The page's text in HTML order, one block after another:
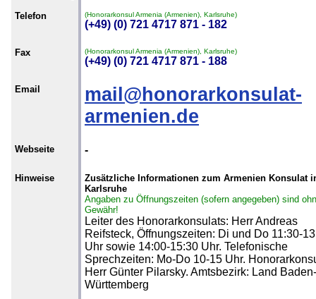
Telefon (Honorarkonsul Armenia (Armenien), Karlsruhe)
(+49) (0) 721 4717 871 - 182
Fax (Honorarkonsul Armenia (Armenien), Karlsruhe)
(+49) (0) 721 4717 871 - 188
Email
mail@honorarkonsulat-
armenien.de
Webseite -
Hinweise
Zusätzliche Informationen zum Armenien Konsulat
Karlsruhe
Angaben zu Öffnungszeiten (sofern angegeben) sind
Gewähr!
Leiter des Honorarkonsulats: Herr Andreas
Reifsteck, Öffnungszeiten: Di und Do 11:30-
Uhr sowie 14:00-15:30 Uhr. Telefonische
Sprechzeiten: Mo-Do 10-15 Uhr.
Herr Günter Pilarsky. Amtsbezirk: Land Baden-
Württemberg